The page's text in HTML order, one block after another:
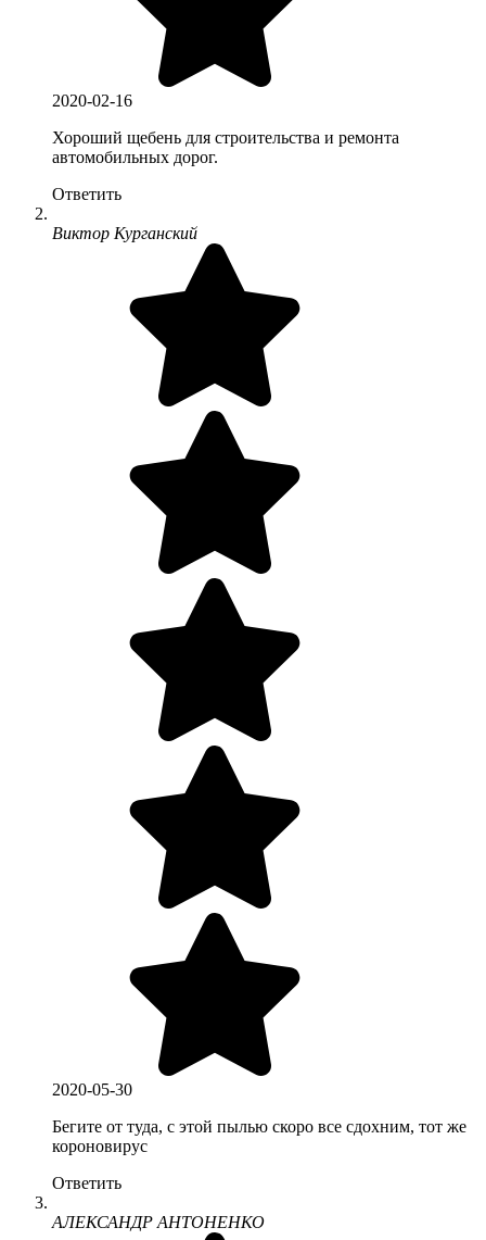
2020-02-16
Хороший щебень для строительства и ремонта
автомобильных дорог.
Ответить
Виктор Курганский
2020-05-30
Бегите от туда, с этой пылью скоро все сдохним, тот же
короновирус
Ответить
АЛЕКСАНДР АНТОНЕНКО